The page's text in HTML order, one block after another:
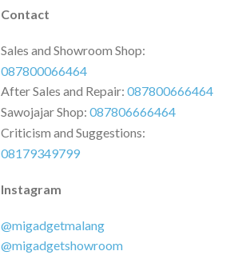
Contact
Sales and Showroom Shop:
087800066464
After Sales and Repair:087800666464
Sawojajar Shop:087806666464
Criticism and Suggestions:
08179349799
Instagram
@migadgetmalang
@migadgetshowroom